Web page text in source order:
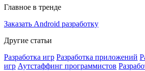
Главное в тренде
Заказать Android разработку
Другие статьи
Разработка игр Разработка приложений
игр Аутстаффинг программистов